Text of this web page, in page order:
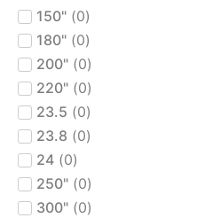
150" (0)
180" (0)
200" (0)
220" (0)
23.5 (0)
23.8 (0)
24 (0)
250" (0)
300" (0)